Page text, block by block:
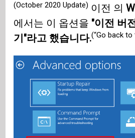
(October 2020 Update) 이전 의
에서는 이 옵션을 "이전 버
기"라고 했습니다.(“Go back to